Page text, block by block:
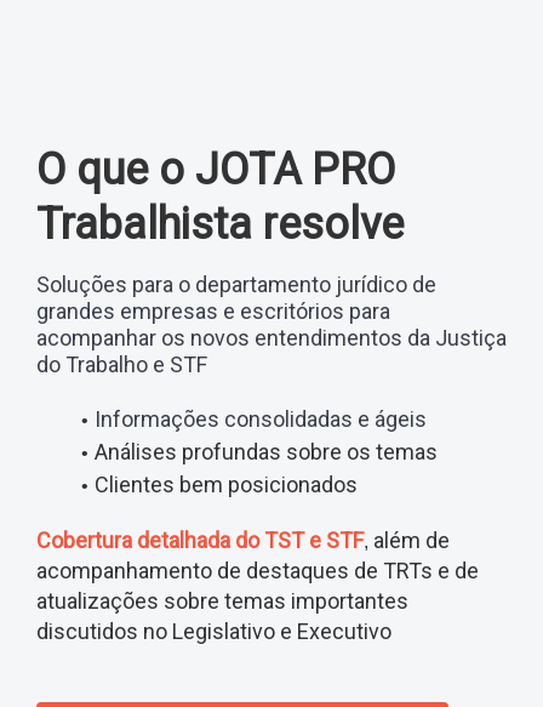
O que o JOTA PRO
Trabalhista resolve
Soluções para o departamento jurídico de
grandes empresas e escritórios para
acompanhar os novos entendimentos da Justiça
do Trabalho e STF
Informações consolidadas e ágeis
Análises profundas sobre os temas
Clientes bem posicionados
Cobertura detalhada do TST e STF, além de
acompanhamento de destaques de TRTs e de
atualizações sobre temas importantes
discutidos no Legislativo e Executivo